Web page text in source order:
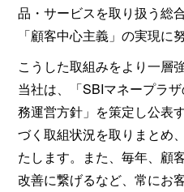
品・サービスを取り扱う総
「顧客中心主義」の実現に
こうした取組みをより一層
当社は、「SBIマネープラ
務運営方針」を策定し公表
づく取組状況を取りまとめ
たします。また、毎年、顧
改善に繋げるなど、常にお